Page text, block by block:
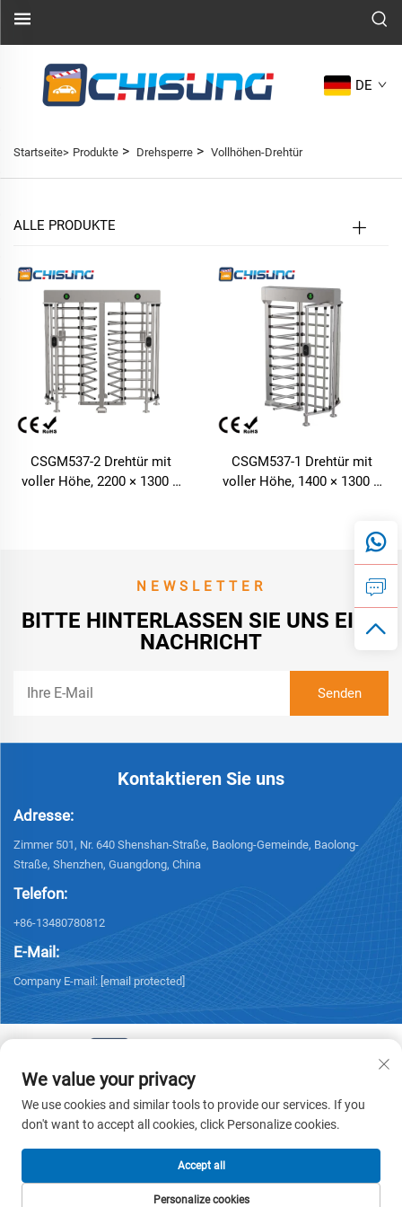
DE
Startseite> Produkte > Drehsperre > Vollhöhen-Drehtür
ALLE PRODUKTE
CSGM537-2 Drehtür mit
voller Höhe, 2200 × 1300 ×
CSGM537-1 Drehtür mit
voller Höhe, 1400 × 1300 ×
NEWSLETTER
BITTE HINTERLASSEN SIE UNS EINE
NACHRICHT
Kontaktieren Sie uns
Adresse:
Zimmer 501, Nr. 640 Shenshan-Straße, Baolong-Gemeinde, Baolong-
Straße, Shenzhen, Guangdong, China
Telefon:
+86-13480780812
E-Mail:
Company E-mail: [email protected]
Urheberrechte © 2026 Chisung Intelligence Technology (Shenzhen) Co.,
Limited. Alle Rechte vorbehalten. -Datenschutzrichtlinie
We value your privacy
We use cookies and similar tools to provide our services. If you
don't want to accept all cookies, click Personalize cookies.
Personalize cookies
Accept all